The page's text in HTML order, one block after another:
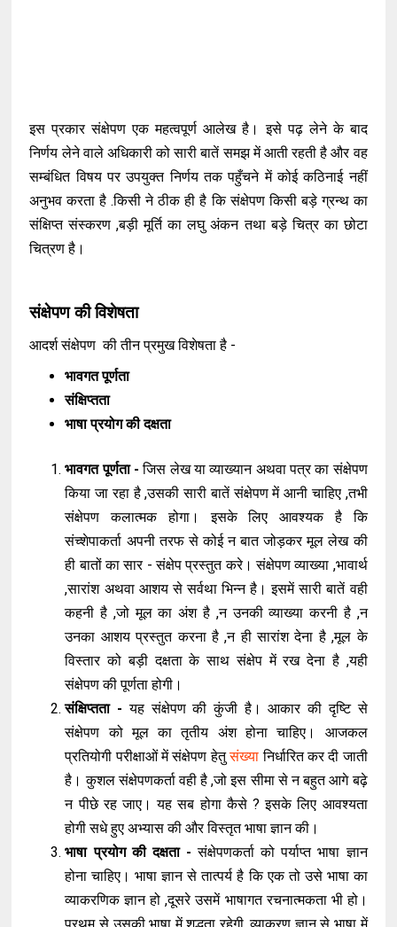
इस प्रकार संक्षेपण एक महत्वपूर्ण आलेख है। इसे पढ़ लेने के बाद
निर्णय लेने वाले अधिकारी को सारी बातें समझ में आती रहती है और वह
सम्बंधित विषय पर उपयुक्त निर्णय तक पहुँचने में कोई कठिनाई नहीं
अनुभव करता है .किसी ने ठीक ही है कि संक्षेपण किसी बड़े ग्रन्थ का
संक्षिप्त संस्करण ,बड़ी मूर्ति का लघु अंकन तथा बड़े चित्र का छोटा
चित्रण है।
संक्षेपण की विशेषता
आदर्श संक्षेपण की तीन प्रमुख विशेषता है -
भावगत पूर्णता
संक्षिप्तता
भाषा प्रयोग की दक्षता
भावगत पूर्णता - जिस लेख या व्याख्यान अथवा पत्र का संक्षेपण
किया जा रहा है ,उसकी सारी बातें संक्षेपण में आनी चाहिए ,तभी
संक्षेपण कलात्मक होगा। इसके लिए आवश्यक है कि
संच्शेपाकर्ता अपनी तरफ से कोई न बात जोड़कर मूल लेख की
ही बातों का सार - संक्षेप प्रस्तुत करे। संक्षेपण व्याख्या ,भावार्थ
,सारांश अथवा आशय से सर्वथा भिन्न है। इसमें सारी बातें वही
कहनी है ,जो मूल का अंश है ,न उनकी व्याख्या करनी है ,न
उनका आशय प्रस्तुत करना है ,न ही सारांश देना है ,मूल के
विस्तार को बड़ी दक्षता के साथ संक्षेप में रख देना है ,यही
संक्षेपण की पूर्णता होगी।
संक्षिप्तता -यह संक्षेपण की कुंजी है। आकार की दृष्टि से
संक्षेपण को मूल का तृतीय अंश होना चाहिए। आजकल
प्रतियोगी परीक्षाओं में संक्षेपण हेतुसंख्या निर्धारित कर दी जाती
है। कुशल संक्षेपणकर्ता वही है ,जो इस सीमा से न बहुत आगे बढ़े
न पीछे रह जाए। यह सब होगा कैसे ? इसके लिए आवश्यता
होगी सधे हुए अभ्यास की और विस्तृत भाषा ज्ञान की।
भाषा प्रयोग की दक्षता -संक्षेपणकर्ता को पर्याप्त भाषा ज्ञान
होना चाहिए। भाषा ज्ञान से तात्पर्य है कि एक तो उसे भाषा का
व्याकरणिक ज्ञान हो ,दूसरे उसमें भाषागत रचनात्मकता भी हो।